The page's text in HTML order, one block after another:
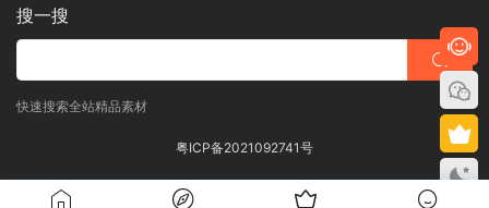
搜一搜
快速搜索全站精品素材
粤ICP备2021092741号